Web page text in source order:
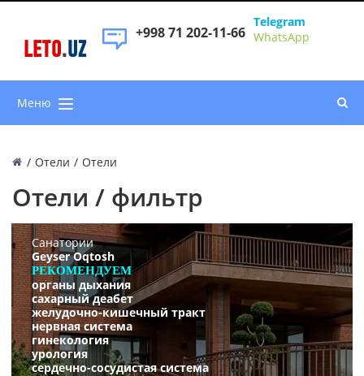
LETO.UZ
+998 71 202-11-66
Telegram
WhatsApp
Меню
/ Отели / Отели
Отели / фильтр
Санатории
Geyser Oqtosh
РЕКОМЕНДУЕМ
органы дыхания
сахарный деабет
желудочно-кишечный тракт
нервная система
гинекология
урология
сердечно-сосудистая система